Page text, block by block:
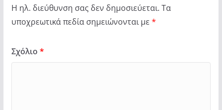
Η ηλ. διεύθυνση σας δεν δημοσιεύεται. Τα
υποχρεωτικά πεδία σημειώνονται με *
Σχόλιο *